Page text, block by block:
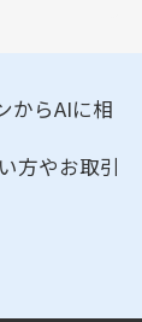
からAIに相
方やお取引